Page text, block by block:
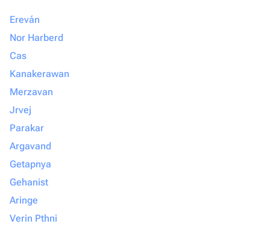
Ereván
Nor Harberd
Cas
Kanakerawan
Merzavan
Jrvej
Parakar
Argavand
Getapnya
Gehanist
Aringe
Verin Pthni